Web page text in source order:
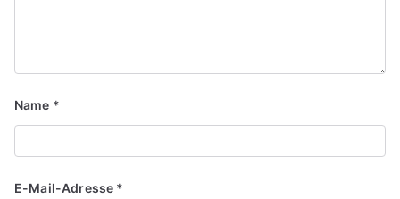
Name *
E-Mail-Adresse *